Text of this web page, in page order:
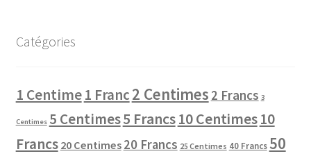
Catégories
1 Centime1 Franc2 Centimes 2 Francs 3
Centimes 5 Centimes5 Francs10 Centimes10
Francs 20 Centimes 20 Francs 25 Centimes 40 Francs 50